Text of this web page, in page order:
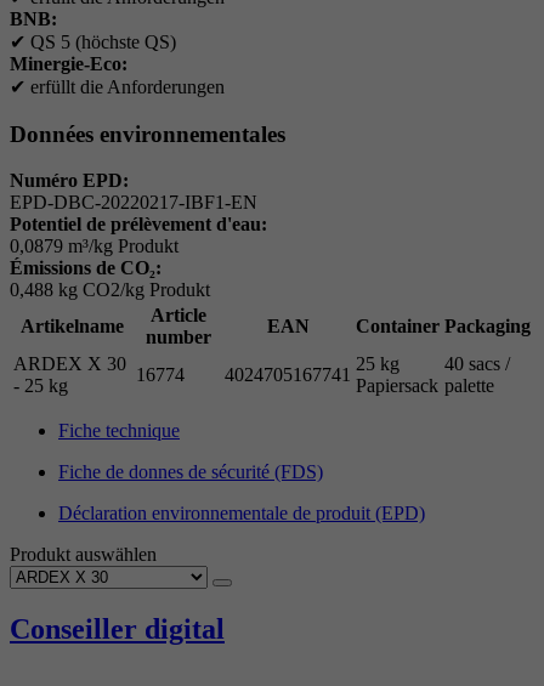
BNB:
✔ QS 5 (höchste QS)
Minergie-Eco:
✔ erfüllt die Anforderungen
Données environnementales
Numéro EPD:
EPD-DBC-20220217-IBF1-EN
Potentiel de prélèvement d'eau:
0,0879 m³/kg Produkt
Émissions de CO₂:
0,488 kg CO2/kg Produkt
Artikelname
Article
number
EAN Container Packaging
ARDEX X 30
- 25 kg
16774 4024705167741
25 kg
Papiersack
40 sacs /
palette
Fiche technique
Fiche de donnes de sécurité (FDS)
Déclaration environnementale de produit (EPD)
Produkt auswählen
Conseiller digital